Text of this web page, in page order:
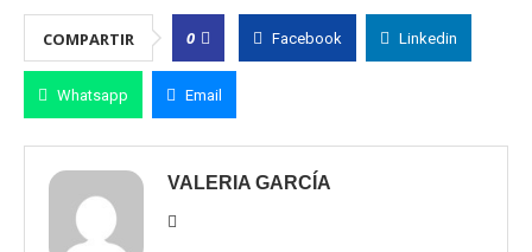
COMPARTIR 0 Facebook Linkedin
Whatsapp Email
VALERIA GARCÍA